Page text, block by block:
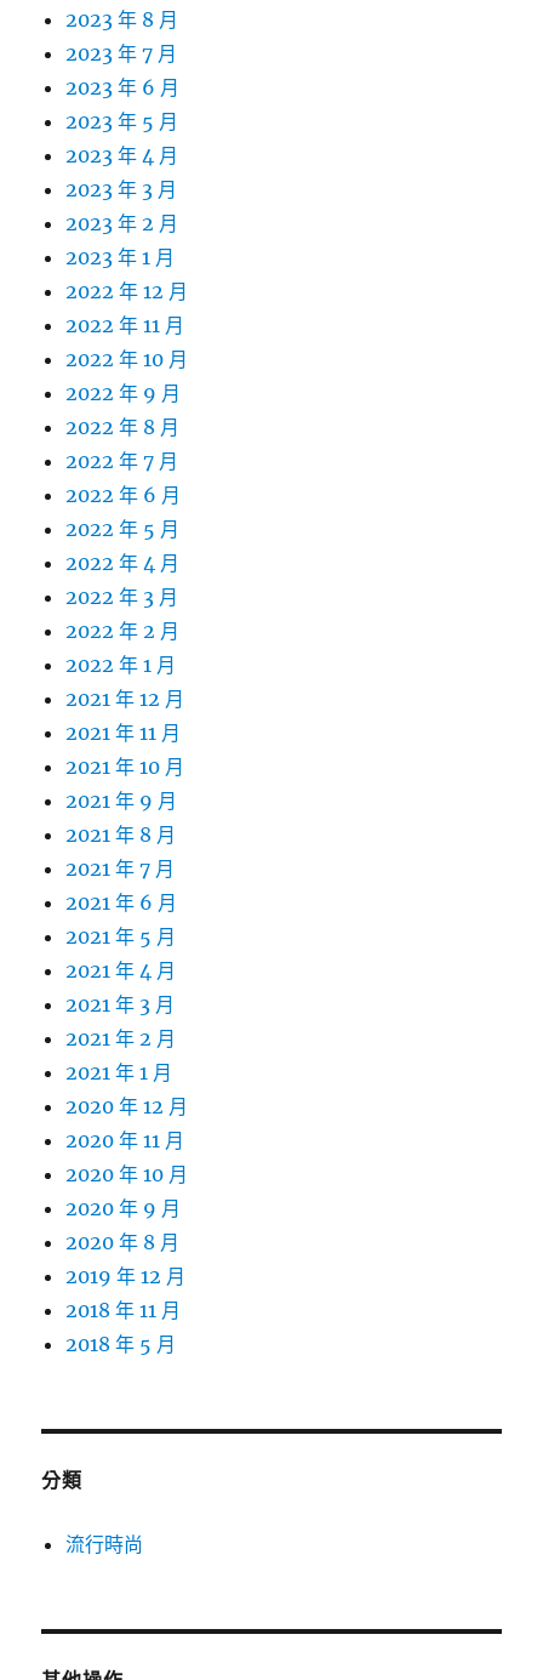
2023 年 8 月
2023 年 7 月
2023 年 6 月
2023 年 5 月
2023 年 4 月
2023 年 3 月
2023 年 2 月
2023 年 1 月
2022 年 12 月
2022 年 11 月
2022 年 10 月
2022 年 9 月
2022 年 8 月
2022 年 7 月
2022 年 6 月
2022 年 5 月
2022 年 4 月
2022 年 3 月
2022 年 2 月
2022 年 1 月
2021 年 12 月
2021 年 11 月
2021 年 10 月
2021 年 9 月
2021 年 8 月
2021 年 7 月
2021 年 6 月
2021 年 5 月
2021 年 4 月
2021 年 3 月
2021 年 2 月
2021 年 1 月
2020 年 12 月
2020 年 11 月
2020 年 10 月
2020 年 9 月
2020 年 8 月
2019 年 12 月
2018 年 11 月
2018 年 5 月
分類
流行時尚